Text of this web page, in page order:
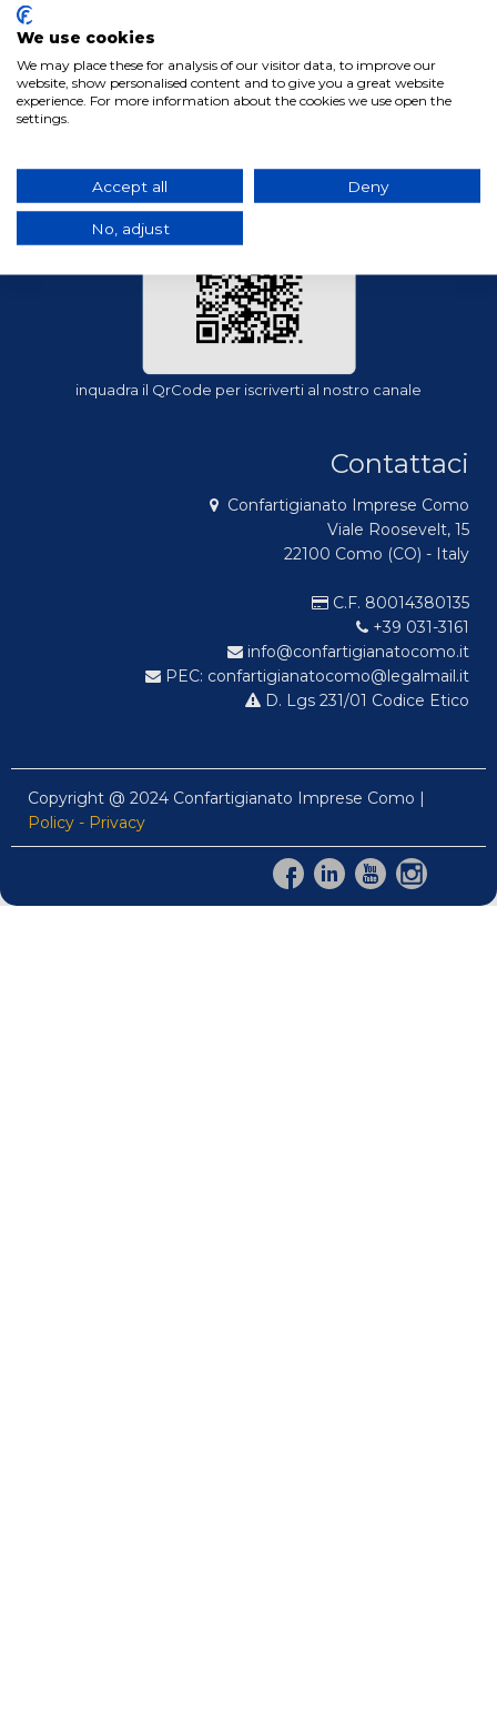
Mailchimp qui.
inquadra il QrCode per iscriverti al nostro canale
Contattaci
Confartigianato Imprese Como
Viale Roosevelt, 15
22100 Como (CO) - Italy
C.F. 80014380135
+39 031-3161
info@confartigianatocomo.it
PEC: confartigianatocomo@legalmail.it
D. Lgs 231/01 Codice Etico
Copyright @ 2024 Confartigianato Imprese Como |
Policy - Privacy
We use cookies
We may place these for analysis of our visitor data, to improve our
website, show personalised content and to give you a great website
experience. For more information about the cookies we use open the
settings.
Accept all Deny
No, adjust